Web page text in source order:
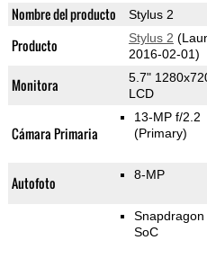
Nombre del producto Stylus 2
Producto Stylus 2
2016-02-01)
Monitora
5.7"
LCD
Cámara Primaria
13-MP f/2.2
(Primary)
Autofoto 8-MP
Snapdragon
SoC